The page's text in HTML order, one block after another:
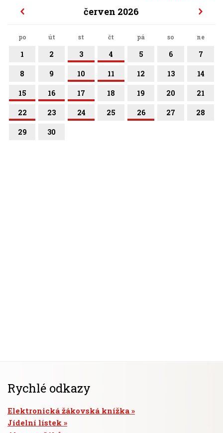
červen 2026
po út st čt pá so ne
1 2 3 4 5 6 7
8 9 10 11 12 13 14
15 16 17 18 19 20 21
22 23 24 25 26 27 28
29 30
Rychlé odkazy
Elektronická žákovská knížka
Jídelní lístek